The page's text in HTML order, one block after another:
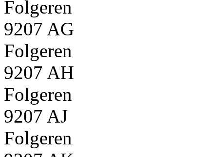
Folgeren
9207 AG
Folgeren
9207 AH
Folgeren
9207 AJ
Folgeren